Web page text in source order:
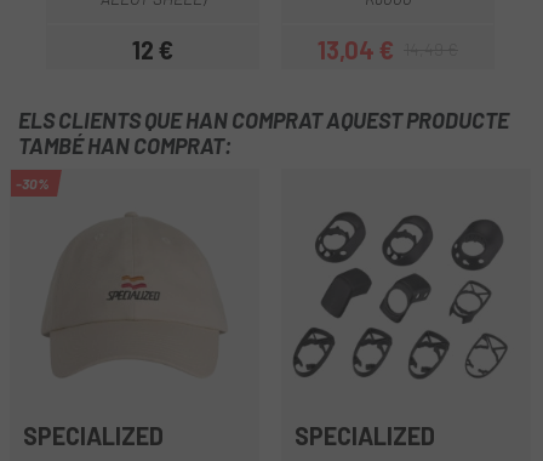
Preu
12 € Preu
13,04 €Preu regular
ELS CLIENTS QUE HAN COMPRAT AQUEST PRODUCTE
TAMBÉ HAN COMPRAT:
-30%
SPECIALIZED SPECIALIZED